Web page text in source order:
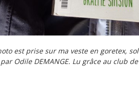
est prise sur ma veste en goretex,
Odile DEMANGE. Lu grâce au club